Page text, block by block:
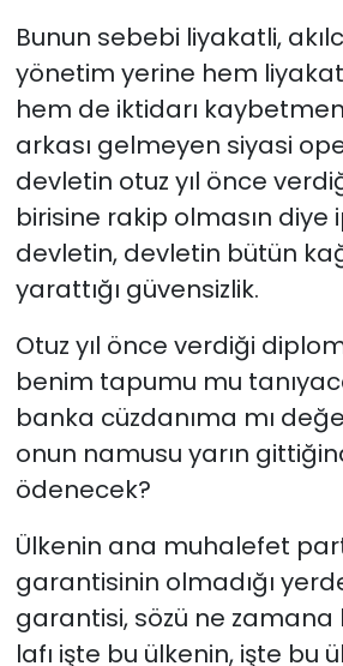
Bunun sebebi liyakatli,
yönetim yerine hem
hem de iktidarı
arkası gelmeyen siyasi
devletin otuz yıl önce
birisine rakip olmasın diye
devletin, devletin bütün
yarattığı güvensizlik.
Otuz yıl önce verdiği
benim tapumu mu
banka cüzdanıma mı
onun namusu yarın
ödenecek?
Ülkenin ana muhalefet
garantisinin olmadığı
garantisi, sözü ne
lafı işte bu ülkenin, işte bu